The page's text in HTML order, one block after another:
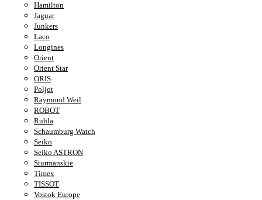
Hamilton
Jaguar
Junkers
Laco
Longines
Orient
Orient Star
ORIS
Poljot
Raymond Weil
ROBOT
Ruhla
Schaumburg Watch
Seiko
Seiko ASTRON
Sturmanskie
Timex
TISSOT
Vostok Europe